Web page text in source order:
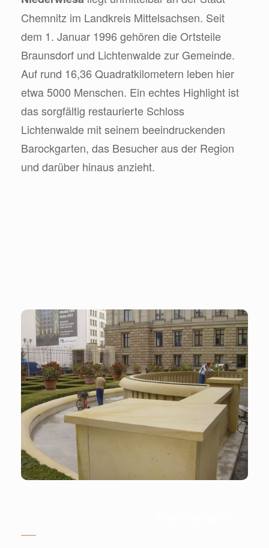
Chemnitz im Landkreis Mittelsachsen. Seit
dem 1. Januar 1996 gehören die Ortsteile
Braunsdorf und Lichtenwalde zur Gemeinde.
Auf rund 16,36 Quadratkilometern leben hier
etwa 5000 Menschen. Ein echtes Highlight ist
das sorgfältig restaurierte Schloss
Lichtenwalde mit seinem beeindruckenden
Barockgarten, das Besucher aus der Region
und darüber hinaus anzieht.